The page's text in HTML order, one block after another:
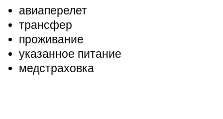
авиаперелет
трансфер
проживание
указанное питание
медстраховка